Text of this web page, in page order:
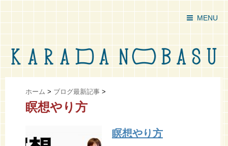
MENU
ホーム > ブログ最新記事 >
瞑想やり方
瞑想やり方